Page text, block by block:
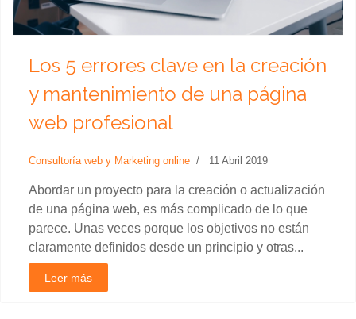
Los 5 errores clave en la creación
y mantenimiento de una página
web profesional
Consultoría web y Marketing online 11 Abril 2019
Abordar un proyecto para la creación o actualización
de una página web, es más complicado de lo que
parece. Unas veces porque los objetivos no están
claramente definidos desde un principio y otras...
Leer más